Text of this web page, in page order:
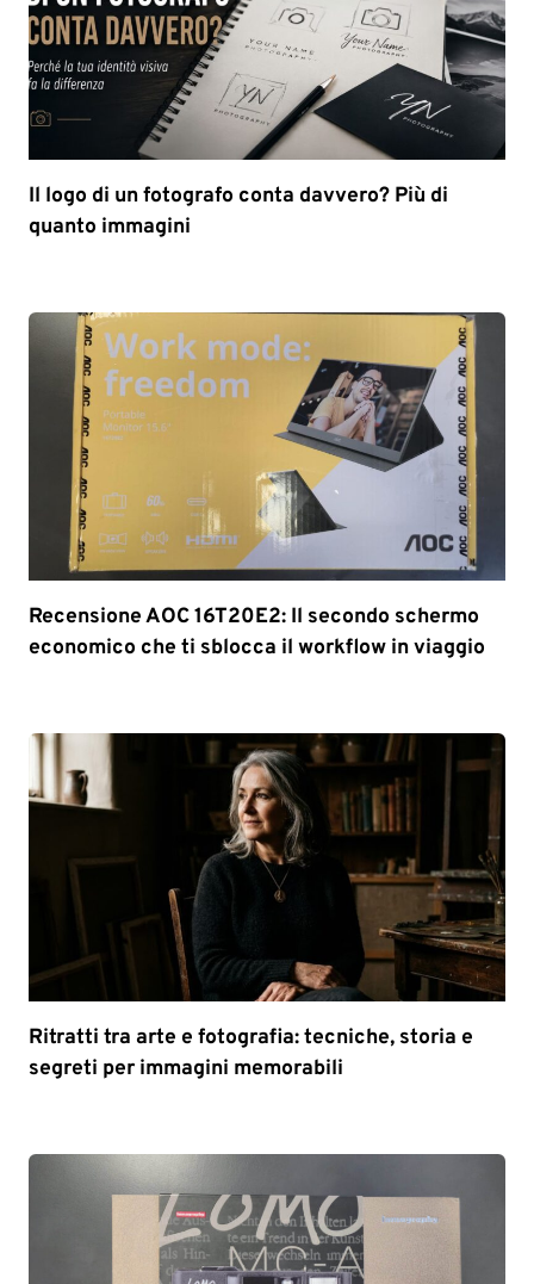
Il logo di un fotografo conta davvero? Più di
quanto immagini
Recensione AOC 16T20E2: Il secondo schermo
economico che ti sblocca il workflow in viaggio
Ritratti tra arte e fotografia: tecniche, storia e
segreti per immagini memorabili